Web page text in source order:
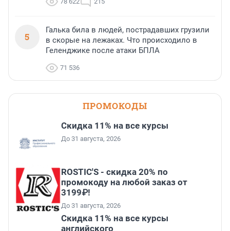
5
Галька била в людей, пострадавших грузили
в скорые на лежаках. Что происходило в
Геленджике после атаки БПЛА
71 536
ПРОМОКОДЫ
Скидка 11% на все курсы
До 31 августа, 2026
ROSTIC'S - скидка 20% по
промокоду на любой заказ от
3199₽!
До 31 августа, 2026
Скидка 11% на все курсы
английского